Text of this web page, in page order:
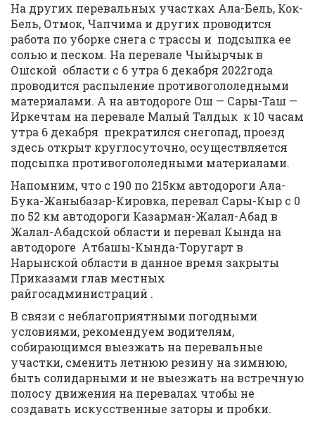
На других перевальных участках Ала-Бель, Кок-
Бель, Отмок, Чапчима и других проводится
работа по уборке снега с трассы и подсыпка ее
солью и песком. На перевале Чыйырчык в
Ошской области с 6 утра 6 декабря 2022года
проводится распыление противогололедными
материалами. А на автодороге Ош — Сары-Таш —
Иркечтам на перевале Малый Талдык к 10 часам
утра 6 декабря прекратился снегопад, проезд
здесь открыт круглосуточно, осуществляется
подсыпка противогололедными материалами.
Напомним, что с 190 по 215км автодороги Ала-
Бука-Жаныбазар-Кировка, перевал Сары-Кыр с 0
по 52 км автодороги Казарман-Жалал-Абад в
Жалал-Абадской области и перевал Кында на
автодороге Атбашы-Кында-Торугарт в
Нарынской области в данное время закрыты
Приказами глав местных
райгосадминистраций .
В связи с неблагоприятными погодными
условиями, рекомендуем водителям,
собирающимся выезжать на перевальные
участки, сменить летнюю резину на зимнюю,
быть солидарными и не выезжать на встречную
полосу движения на перевалах чтобы не
создавать искусственные заторы и пробки.